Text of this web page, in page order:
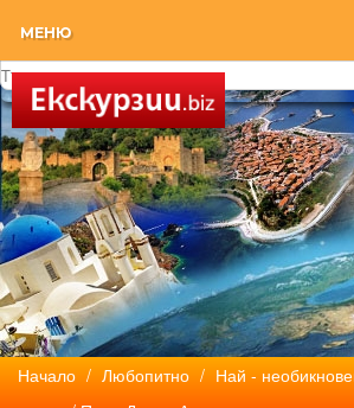
МЕНЮ
Начало / Любопитно / Най -